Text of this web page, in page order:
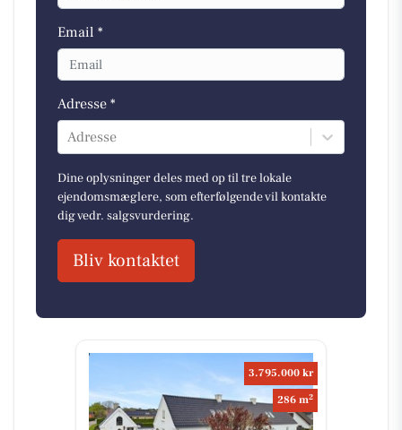
Email *
Adresse *
Adresse
Dine oplysninger deles med op til tre lokale
ejendomsmæglere, som efterfølgende vil kontakte
dig vedr. salgsvurdering.
Bliv kontaktet
3.795.000 kr
286 m2